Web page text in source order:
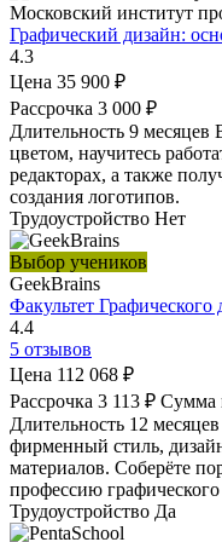
Московский институт
Графический дизайн:
4.3
Цена 35 900 ₽
Рассрочка 3 000 ₽
Длительность 9 месяцев
цветом, научитесь
редакторах, а также
создания логотипов.
Трудоустройство Нет
Выбор учеников
GeekBrains
Факультет Графического
4.4
5 отзывов
Цена 112 068 ₽
Рассрочка 3 113 ₽ Сумма
Длительность 12 месяцев
фирменный стиль,
материалов. Соберёте
профессию графического
Трудоустройство Да